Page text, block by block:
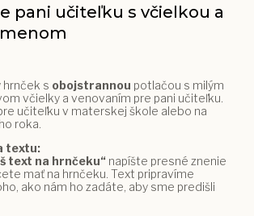
pani učiteľku s včielkou a
hrnček s obojstrannou potlačou s milým
včielky a venovaním pre pani učiteľku.
učiteľku v materskej škole alebo na
roka.
textu:
text na hrnčeku“ napíšte presné znenie
mať na hrnčeku. Text pripravíme
ako nám ho zadáte, aby sme predišli